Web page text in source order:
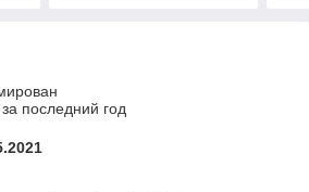
последний год